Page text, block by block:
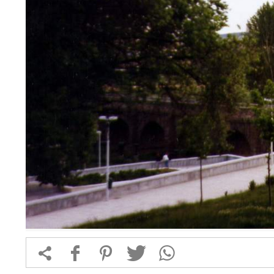
 f 1 T 